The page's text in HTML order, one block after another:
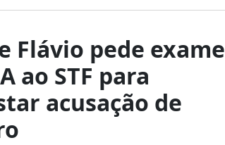
Flávio pede exame
ao STF para
acusação de